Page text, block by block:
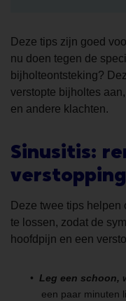
Deze tips zijn goed
nu doen tegen de
bijholteontsteking?
verstopte bijholtes
en andere klachten.
Sinusitis:
verstopping
Deze twee tips
te lossen, zodat de
hoofdpijn en een
Leg een schoon,
een paar minuten